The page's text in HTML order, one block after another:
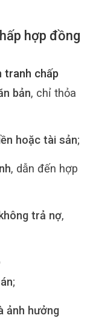
hợp đồng
tranh chấp
bản, chỉ thỏa
hoặc tài sản;
, dẫn đến hợp
trả nợ,
;
ảnh hưởng